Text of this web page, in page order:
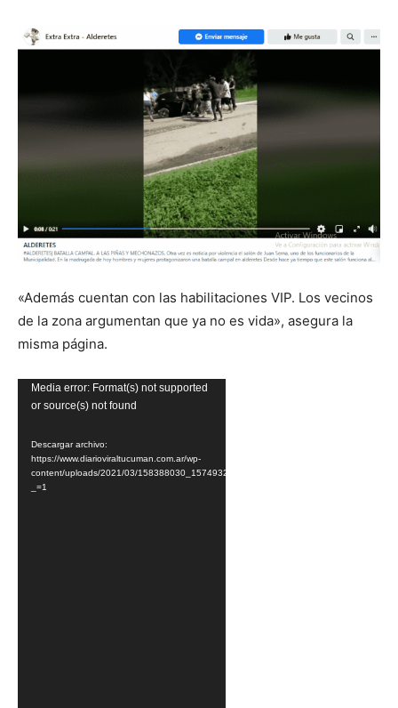
«Además cuentan con las habilitaciones VIP. Los vecinos
de la zona argumentan que ya no es vida», asegura la
misma página.
Reproductor
de
Media error: Format(s) not supported
or source(s) not found
Descargar archivo:
https://www.diarioviraltucuman.com.ar/wp-
content/uploads/2021/03/
_=1